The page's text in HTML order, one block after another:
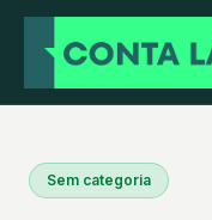
Sem categoria